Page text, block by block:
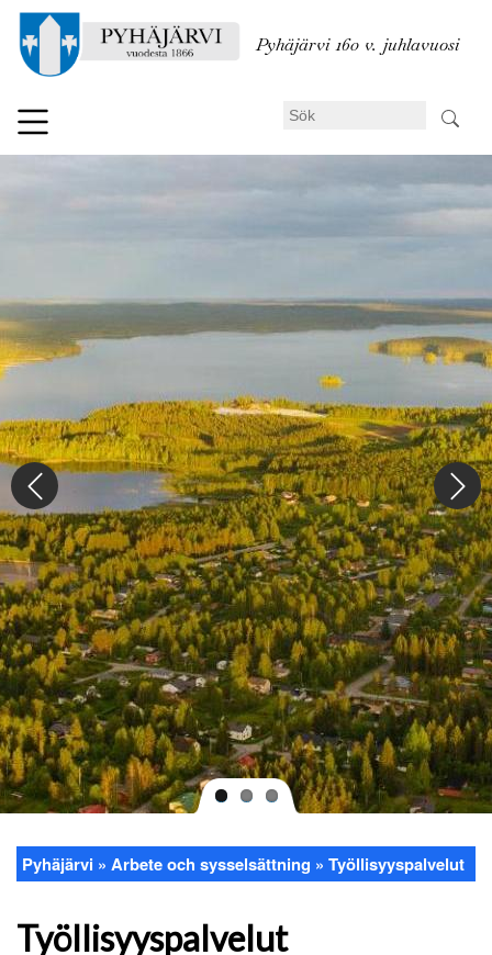
till
Pyhäjärvi 160 v. juhlavuosi
Sök
Länkstig
Pyhäjärvi Arbete och sysselsättning Työllisyyspalvelut
Työllisyyspalvelut